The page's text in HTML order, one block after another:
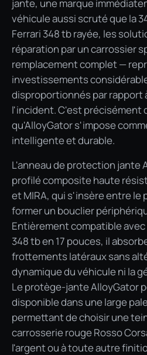
jante, une marque
véhicule aussi scruté que la
Ferrari 348 tb rayée, les
réparation par un carrossier
remplacement complet —
investissements
disproportionnés par rapport
l'incident. C'est précisément
qu'AlloyGator s'impose
intelligente et durable.
L'anneau de protection jante
profilé composite haute
et MIRA, qui s'insère entre le
former un bouclier
Entièrement compatible avec
348 tb en 17 pouces, il
frottements latéraux sans
dynamique du véhicule ni la
Le protège-jante AlloyGator
disponible dans une large
permettant de choisir une
carrosserie rouge Rosso
l'argent ou à toute autre